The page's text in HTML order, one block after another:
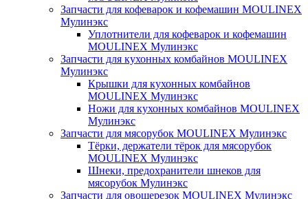
Запчасти для кофеварок и кофемашин MOULINEX
Мулинэкс
Уплотнители для кофеварок и кофемашин
MOULINEX Мулинэкс
Запчасти для кухонных комбайнов MOULINEX
Мулинэкс
Крышки для кухонных комбайнов
MOULINEX Мулинэкс
Ножи для кухонных комбайнов MOULINEX
Мулинэкс
Запчасти для мясорубок MOULINEX Мулинэкс
Тёрки, держатели тёрок для мясорубок
MOULINEX Мулинэкс
Шнеки, предохранители шнеков для
мясорубок Мулинэкс
Запчасти для овощерезок MOULINEX Мулинэкс